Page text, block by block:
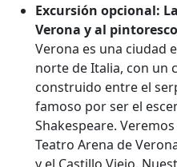
Excursión opcional:
Verona y al
Verona es una ciudad
norte de Italia, con un
construido entre el
famoso por ser el
Shakespeare.
Teatro Arena de